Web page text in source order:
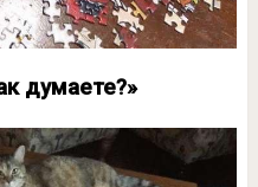
думаете?»